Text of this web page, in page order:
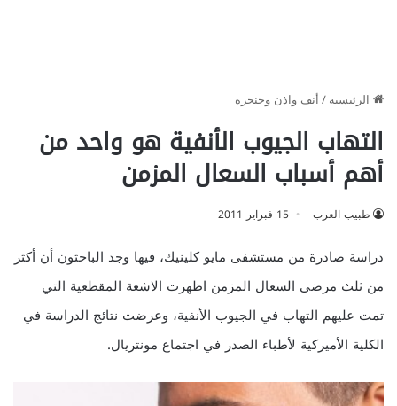
الرئيسية/أنف واذن وحنجرة
التهاب الجيوب الأنفية هو واحد من
أهم أسباب السعال المزمن
طبيب العرب 15 فبراير 2011
دراسة صادرة من مستشفى مايو كلينيك، فيها وجد الباحثون أن أكثر
من ثلث مرضى السعال المزمن اظهرت الاشعة المقطعية التي
تمت عليهم التهاب في الجيوب الأنفية، وعرضت نتائج الدراسة في
الكلية الأميركية لأطباء الصدر في اجتماع مونتريال.